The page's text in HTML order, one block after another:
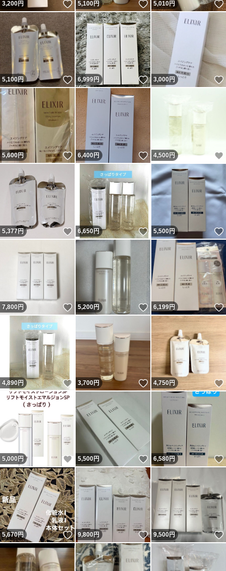
3,200円 いいね！
5,100円 いいね！
5,010円
5,100円 いいね！
6,999円 いいね！
3,000円
5,600円 いいね！
6,400円 いいね！
4,500円
5,377円 いいね！
6,650円 いいね！
5,500円
7,800 円 いいね！
5,200円 いいね！
6,199円
4,890円 いいね！
3,700円 いいね！
4,750円
5,000 円 いいね！
5,500円 いいね！
6,580円
5,670円 いいね！
9,800円 いいね！
9,500円